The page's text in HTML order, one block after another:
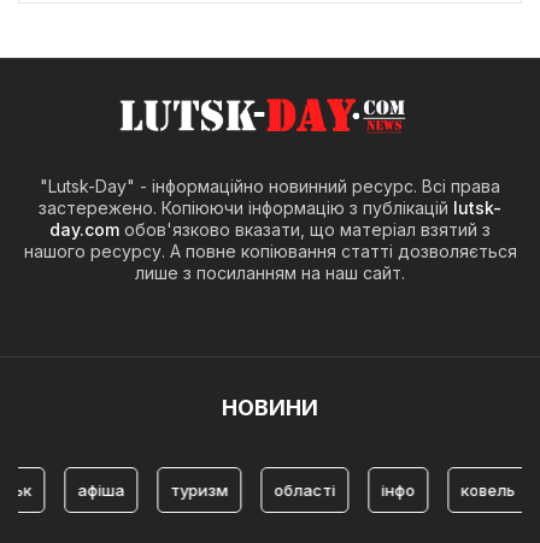
"Lutsk-Day" - інформаційно новинний ресурс. Всі права
застережено. Копіюючи інформацію з публікацій lutsk-
day.com обов'язково вказати, що матеріал взятий з
нашого ресурсу. А повне копіювання статті дозволяється
лише з посиланням на наш сайт.
НОВИНИ
афіша туризм області інфо ковель